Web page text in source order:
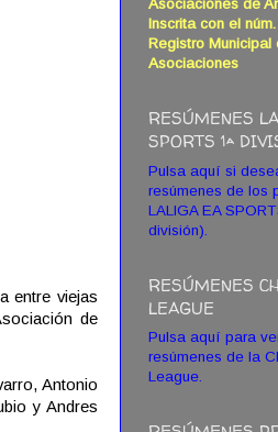
entre viejas
de
Antonio
y Andres
Asociaciones de
Inscrita con el
Registro Municipal
Asociaciones
RESÚMENES
SPORTS 1ª
Pulsa aquí si
resúmenes de los
LALIGA EA
división).
RESÚMENES
LEAGUE
Pulsa aquí para
resúmenes de la
League.